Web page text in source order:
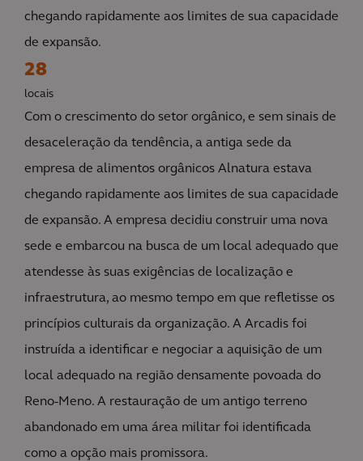
chegando rapidamente aos limites de sua capacidade
de expansão.
28
locais
Com o crescimento do setor orgânico, e sem sinais de
desaceleração da tendência, a antiga sede da
empresa de alimentos orgânicos Alnatura estava
chegando rapidamente aos limites de sua capacidade
de expansão. A empresa decidiu construir uma nova
sede e embarcou na busca de um local adequado que
atendesse às suas exigências de localização e
infraestrutura, ao mesmo tempo em que refletisse os
princípios culturais da organização. A Arcadis foi
instruída a identificar e negociar a aquisição de um
local adequado na região densamente povoada do
Reno-Meno. A restauração de um antigo terreno
abandonado em uma área militar foi identificada
como a opção mais promissora.